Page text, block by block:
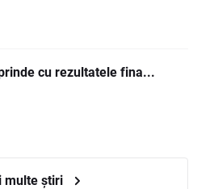
cu rezultatele fina...
multe știri